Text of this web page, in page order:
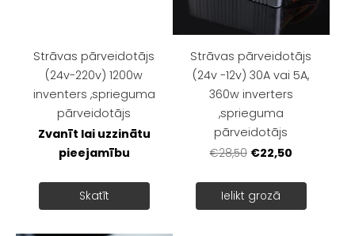
Strāvas pārveidotājs
(24v-220v) 1200w
inventers ,sprieguma
pārveidotājs
Zvanīt lai uzzinātu
pieejamību
Skatīt
Strāvas pārveidotājs
(24v -12v) 30A vai 5A,
360w inverters
,sprieguma
pārveidotājs
€28,50 €22,50
Ielikt grozā